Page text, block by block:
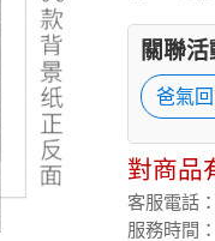
關聯
爸氣
對商品
客服電話
服務時間